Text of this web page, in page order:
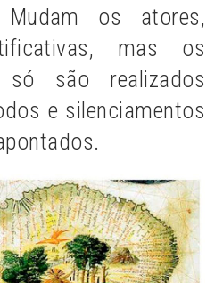
Mudam os atores,
mas os
só são realizados
e silenciamentos